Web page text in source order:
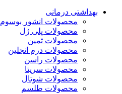
بهداشتی درمانی
محصولات انشور بوسوم
محصولات پلی ژل
محصولات ثمین
محصولات درم انجلین
محصولات راسن
محصولات سریتا
محصولات شوتال
محصولات طلسم